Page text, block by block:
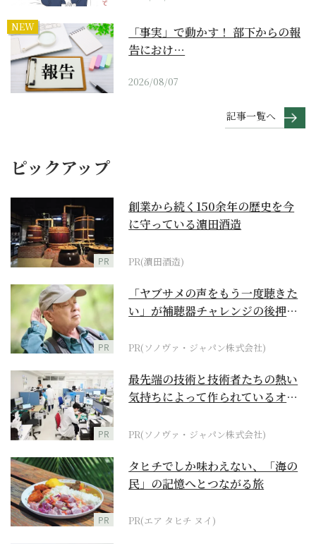
NEW
「事実」で動かす！ 部下からの報
告におけ…
2026/08/07
記事一覧へ
ピックアップ
PR
創業から続く150余年の歴史を今
に守っている濵田酒造
PR(濵田酒造)
PR
「ヤブサメの声をもう一度聴きた
い」が補聴器チャレンジの後押し
PR(ソノヴァ・ジャパン株式会社)
PR
最先端の技術と技術者たちの熱い
気持ちによって作られているオー
PR(ソノヴァ・ジャパン株式会社)
PR
タヒチでしか味わえない、「海の
民」の記憶へとつながる旅
PR(エア タヒチ ヌイ)